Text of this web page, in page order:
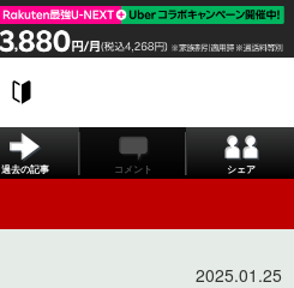
過去の記事 コメント シェア
2025.01.25